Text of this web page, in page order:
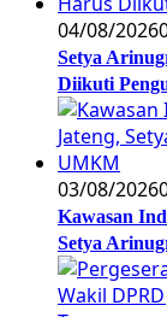
04/08/2026
Setya
Diikuti
03/08/2026
Kawasan
Setya